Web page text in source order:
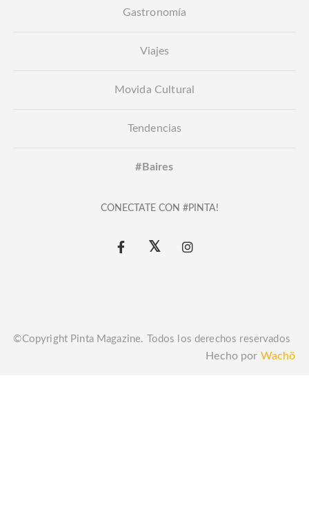
Gastronomía
Viajes
Movida Cultural
Tendencias
#Baires
CONECTATE CON #PINTA!
©Copyright Pinta Magazine. Todos los derechos reservados
Hecho por Wachö